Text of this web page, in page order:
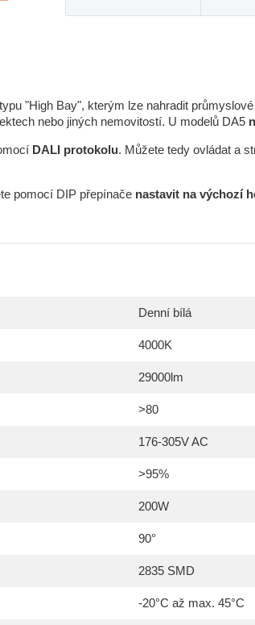
"High Bay", kterým lze nahradit
nebo jiných nemovitostí. U modelů DA5
DALI protokolu. Můžete tedy ovládat a
pomocí DIP přepínače nastavit na výchozí
Denní bílá
4000K
29000lm
>80
176-305V AC
>95%
200W
90°
2835 SMD
-20°C až max. 45°C